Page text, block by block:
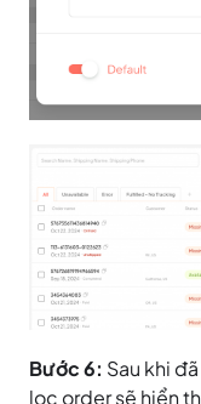
Bước 6: Sau khi
lọc order sẽ hiển